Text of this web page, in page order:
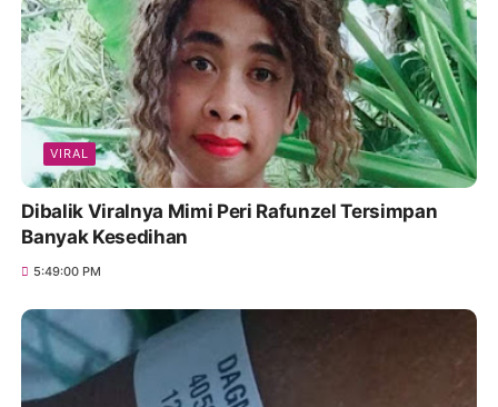
VIRAL
Dibalik Viralnya Mimi Peri Rafunzel Tersimpan
Banyak Kesedihan
5:49:00 PM